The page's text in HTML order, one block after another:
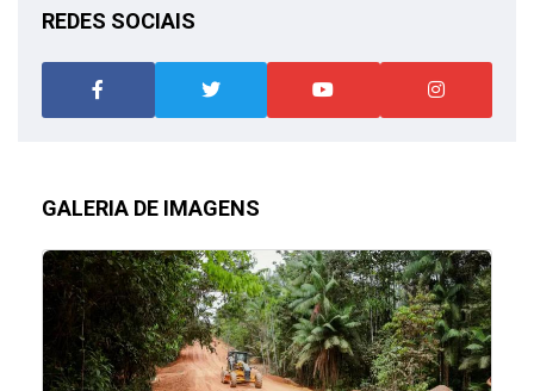
REDES SOCIAIS
GALERIA DE IMAGENS